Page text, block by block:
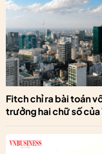
Fitch chỉ ra bài toán
trưởng hai chữ số của